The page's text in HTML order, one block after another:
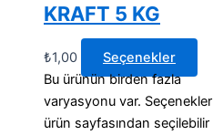
KRAFT 5 KG
₺1,00
Seçenekler
Bu ürünün birden fazla
varyasyonu var. Seçenekler
ürün sayfasından seçilebilir